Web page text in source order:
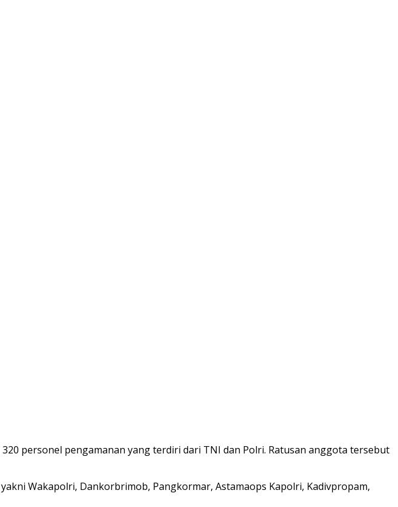
personel pengamanan yang terdiri dari TNI dan Polri. Ratusan anggota tersebut
Wakapolri, Dankorbrimob, Pangkormar, Astamaops Kapolri, Kadivpropam,